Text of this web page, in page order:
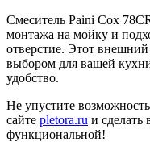
Смеситель Paini Cox
монтажа на мойку и
отверстие. Этот
выбором для вашей
удобство.
Не упустите
сайте pletora.ru и
функциональной!